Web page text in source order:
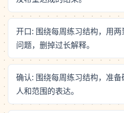
开口: 围绕每周练习结构，用
问题，删掉过长解释。
确认: 围绕每周练习结构，准
人和范围的表达。